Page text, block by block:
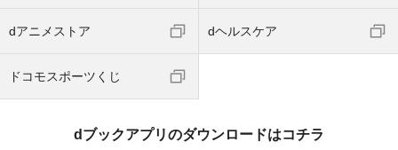
dアニメストア dヘルスケア
ドコモスポーツくじ
dブックアプリのダウンロードはコチラ